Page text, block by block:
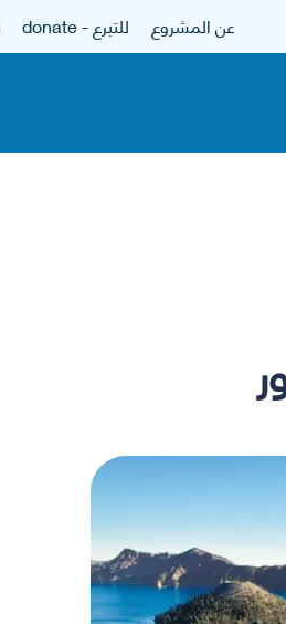
عن المشروع للتبرع - donate